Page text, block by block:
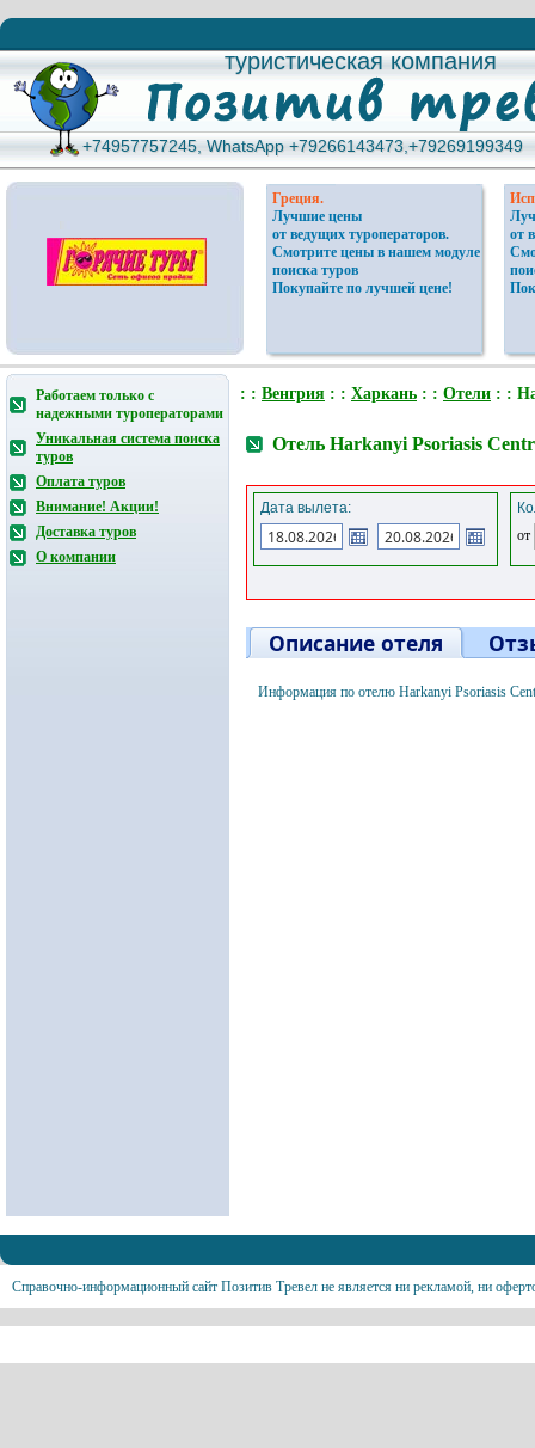
туристическая компания
туристическая компания
+74957757245, WhatsApp +79266143473,+79269199349
+74957757245, WhatsApp +79266143473,+79269199349
Греция.
Лучшие цены
от ведущих туроператоров.
Смотрите цены в нашем модуле
поиска туров
Покупайте по лучшей цене!
от
Работаем только с
надежными туроператорами
Уникальная система поиска
туров
Оплата туров
Внимание! Акции!
Доставка туров
О компании
: : Венгрия : : Харкань : : Отели : :
Отель Harkanyi Psoriasis
Дата вылета:
от
Описание отеля
Информация по отелю Harkanyi Psoriasis
Справочно-информационный сайт Позитив Тревел не является ни рекламой, ни